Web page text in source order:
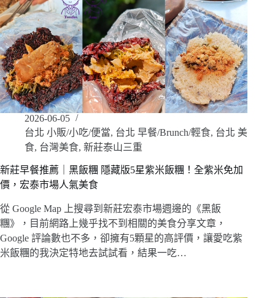
2026-06-05
台北 小販/小吃/便當, 台北 早餐/Brunch/輕食, 台北 美
食, 台灣美食, 新莊泰山三重
新莊早餐推薦｜黑飯糰 隱藏版5星紫米飯糰！全紫米免加
價，宏泰市場人氣美食
從 Google Map 上搜尋到新莊宏泰市場週邊的《黑飯
糰》，目前網路上幾乎找不到相關的美食分享文章，
Google 評論數也不多，卻擁有5顆星的高評價，讓愛吃紫
米飯糰的我決定特地去試試看，結果一吃…